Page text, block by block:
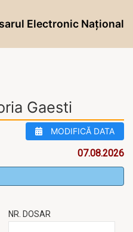
Electronic Național
Gaesti
MODIFICĂ DATA
07.08.2026
NR. DOSAR